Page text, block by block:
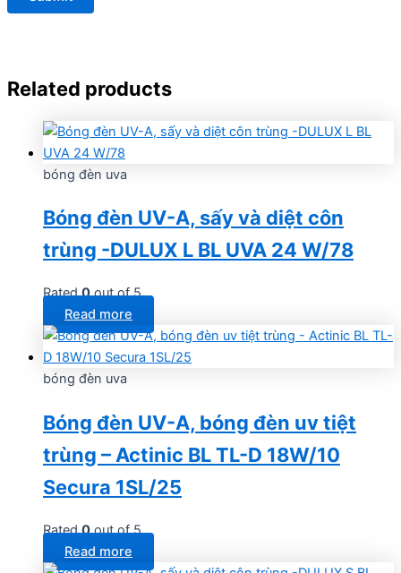
Related products
bóng đèn uva
Bóng đèn UV-A, sấy và diệt côn
trùng -DULUX L BL UVA 24 W/78
Rated0out of 5
Read more
bóng đèn uva
Bóng đèn UV-A, bóng đèn uv tiệt
trùng – Actinic BL TL-D 18W/10
Secura 1SL/25
Rated0out of 5
Read more